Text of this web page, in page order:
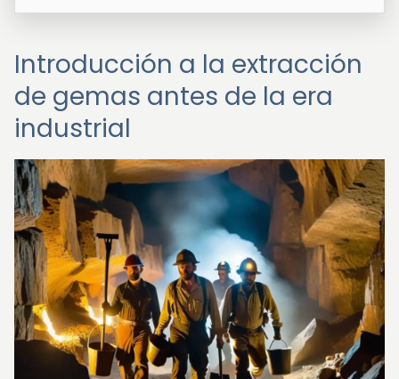
Introducción a la extracción
de gemas antes de la era
industrial